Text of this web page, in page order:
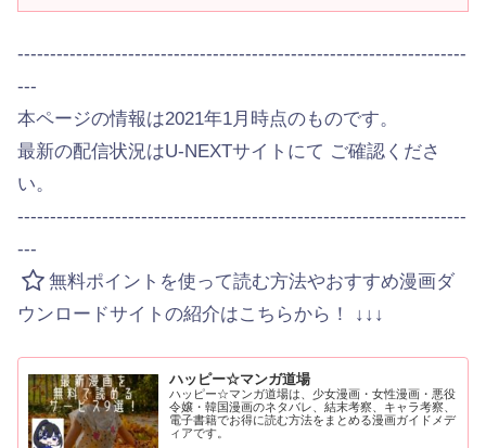
---------------------------------------------------------------------
---
本ページの情報は2021年1月時点のものです。
最新の配信状況はU-NEXTサイトにて ご確認くださ
い。
---------------------------------------------------------------------
---
無料ポイントを使って読む方法やおすすめ漫画ダ
ウンロードサイトの紹介はこちらから！ ↓↓↓
ハッピー☆マンガ道場
ハッピー☆マンガ道場は、少女漫画・女性漫画・悪役
令嬢・韓国漫画のネタバレ、結末考察、キャラ考察、
電子書籍でお得に読む方法をまとめる漫画ガイドメデ
ィアです。